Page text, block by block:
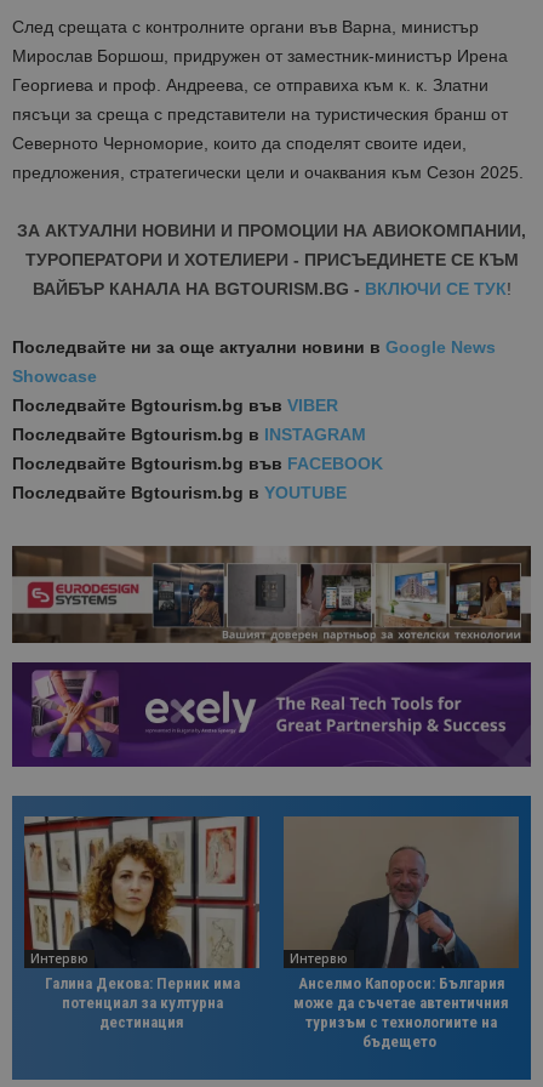
След срещата с контролните органи във Варна, министър
Мирослав Боршош, придружен от заместник-министър Ирена
Георгиева и проф. Андреева, се отправиха към к. к. Златни
пясъци за среща с представители на туристическия бранш от
Северното Черноморие, които да споделят своите идеи,
предложения, стратегически цели и очаквания към Сезон 2025.
ЗА АКТУАЛНИ НОВИНИ И ПРОМОЦИИ НА АВИОКОМПАНИИ,
ТУРОПЕРАТОРИ И ХОТЕЛИЕРИ - ПРИСЪЕДИНЕТЕ СЕ КЪМ
ВАЙБЪР КАНАЛА НА BGTOURISM.BG - ВКЛЮЧИ СЕ ТУК!
Последвайте ни за още актуални новини в Google News
Showcase
Последвайте Bgtourism.bg във VIBER
Последвайте Bgtourism.bg в INSTAGRAM
Последвайте Bgtourism.bg във FACEBOOK
Последвайте Bgtourism.bg в YOUTUBE
Интервю
Галина Декова: Перник има
потенциал за културна
дестинация
Интервю
Анселмо Капороси: България
може да съчетае автентичния
туризъм с технологиите на
бъдещето